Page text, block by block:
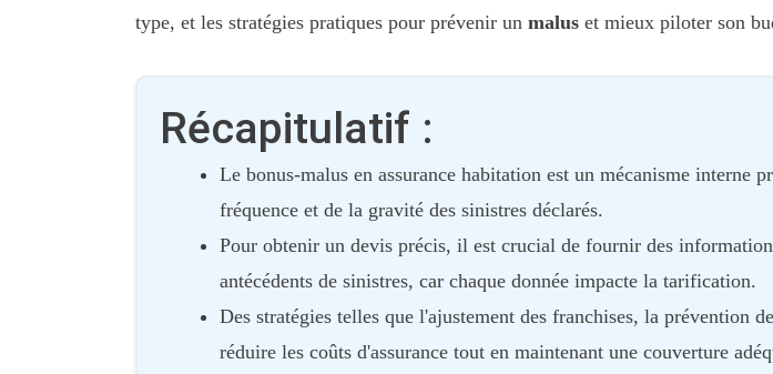
type, et les stratégies pratiques pour prévenir un malus et mieux piloter son
Récapitulatif :
Le bonus-malus en assurance habitation est un mécanisme interne
fréquence et de la gravité des sinistres déclarés.
Pour obtenir un devis précis, il est crucial de fournir des
antécédents de sinistres, car chaque donnée impacte la tarification.
Des stratégies telles que l'ajustement des franchises, la prévention
réduire les coûts d'assurance tout en maintenant une couverture